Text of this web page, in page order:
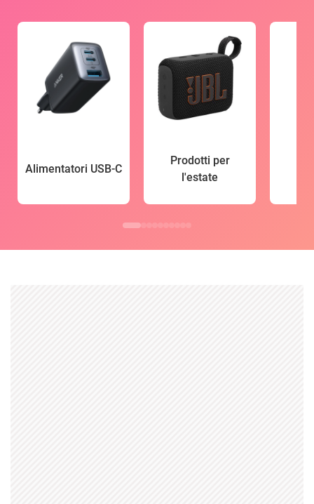
Alimentatori USB-C
Prodotti per
l'estate